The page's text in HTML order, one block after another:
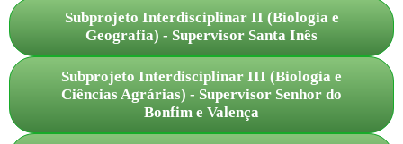
Subprojeto Interdisciplinar II (Biologia e
Geografia) - Supervisor Santa Inês
Subprojeto Interdisciplinar III (Biologia e
Ciências Agrárias) - Supervisor Senhor do
Bonfim e Valença